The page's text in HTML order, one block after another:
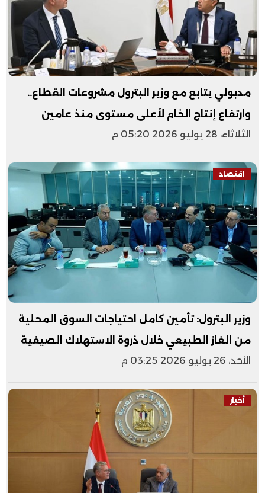
مدبولي يتابع مع وزير البترول مشروعات القطاع..
وارتفاع إنتاج الخام لأعلى مستوى منذ عامين
الثلاثاء، 28 يوليو 2026 05:20 م
اقتصاد
وزير البترول: تأمين كامل احتياجات السوق المحلية
من الغاز الطبيعي خلال ذروة الاستهلاك الصيفية
الأحد، 26 يوليو 2026 03:25 م
أخبار